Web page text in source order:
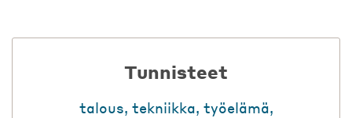
Tunnisteet
talous, tekniikka, työelämä,